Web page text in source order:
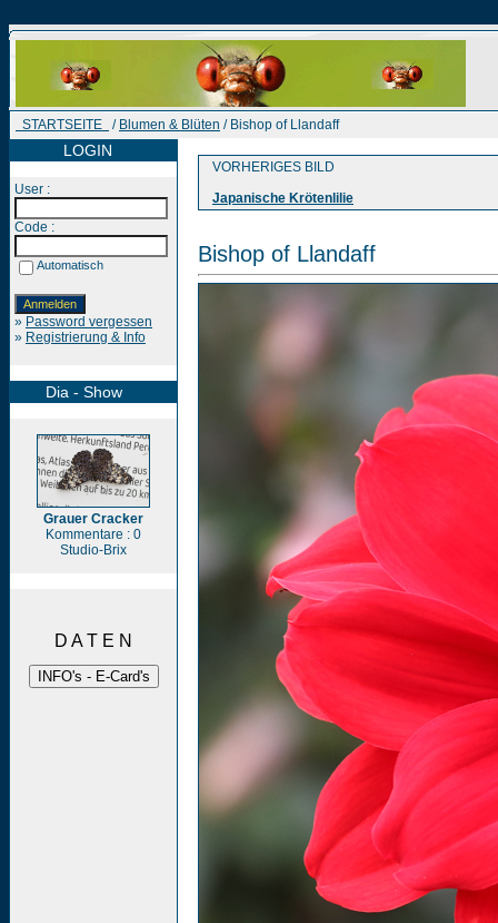
STARTSEITE / Blumen & Blüten / Bishop of Llandaff
LOGIN
User :
Code :
Automatisch
» Password vergessen
» Registrierung & Info
Dia - Show
Grauer Cracker
Kommentare : 0
Studio-Brix
D A T E N
VORHERIGES BILD
Japanische Krötenlilie
Bishop of Llandaff